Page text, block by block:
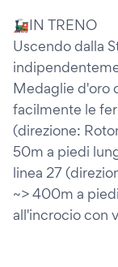
🚂IN TRENO
Uscendo dalla
Medaglie d'oro
facilmente le
(direzione:
50m a piedi
linea 27
~> 400m a
all'incrocio con